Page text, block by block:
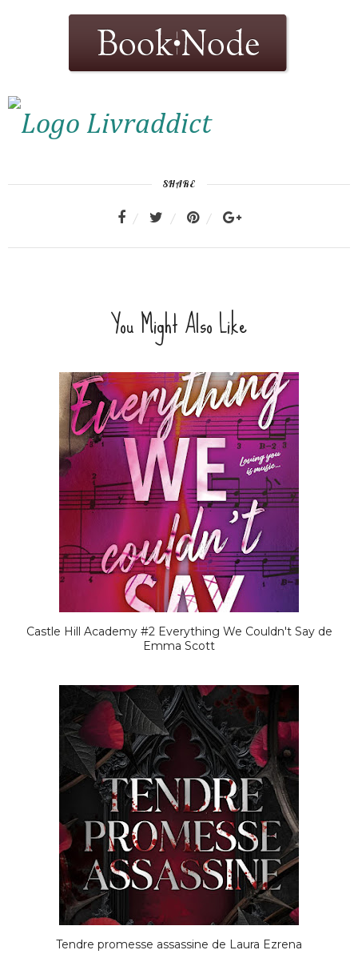
SHARE
You Might Also Like
Castle Hill Academy #2 Everything We Couldn't Say de
Emma Scott
Tendre promesse assassine de Laura Ezrena